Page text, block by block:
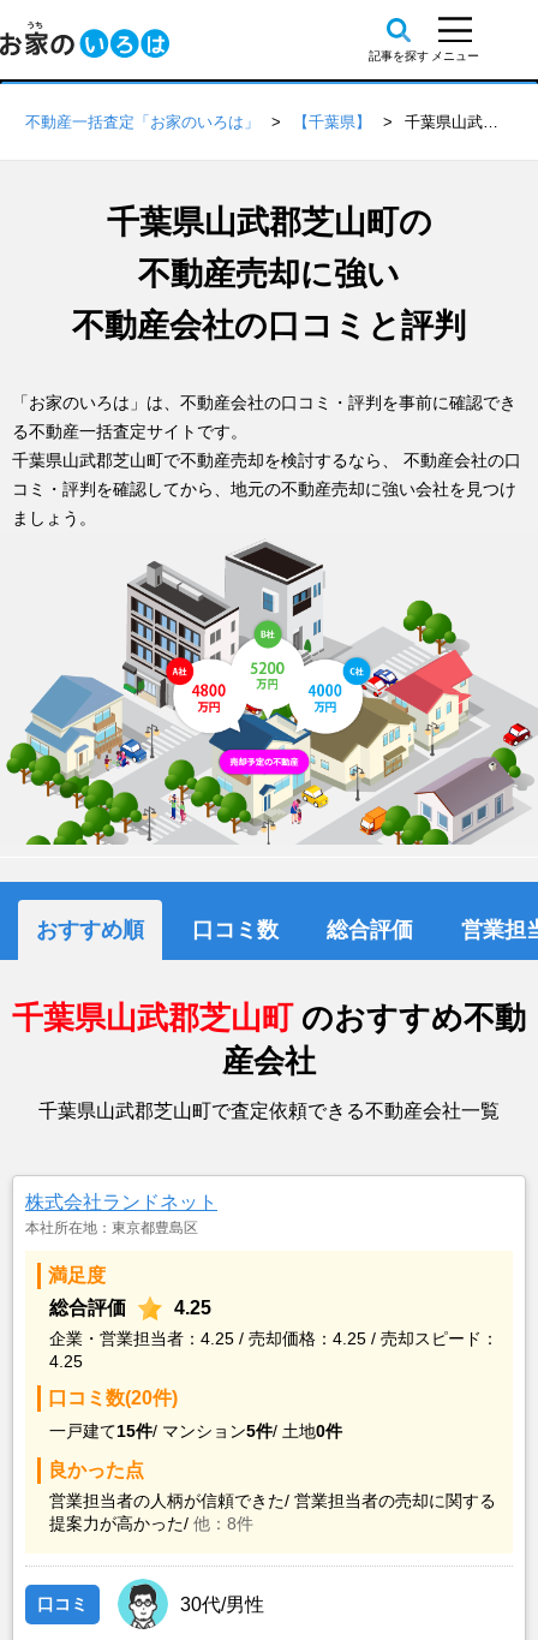
不動産一括査定「お家のいろは」 【千葉県】 千葉県山武郡芝山町の不動産会社 口コミ・評判一覧
千葉県山武郡芝山町の
不動産売却に強い
不動産会社の口コミと評判
「お家のいろは」は、不動産会社の口コミ・評判を事前に確認でき
る不動産一括査定サイトです。
千葉県山武郡芝山町で不動産売却を検討するなら、 不動産会社の口
コミ・評判を確認してから、地元の不動産売却に強い会社を見つけ
ましょう。
おすすめ順 口コミ数 総合評価 営業担
千葉県山武郡芝山町 のおすすめ不動
産会社
千葉県山武郡芝山町で査定依頼できる不動産会社一覧
株式会社ランドネット
本社所在地：東京都豊島区
満足度
総合評価
4.25
企業・営業担当者：4.25 / 売却価格：4.25 / 売却スピード：
4.25
口コミ数(20件)
一戸建て15件/ マンション5件/ 土地0件
良かった点
営業担当者の人柄が信頼できた/ 営業担当者の売却に関する
提案力が高かった/ 他：8件
口コミ 30代/男性